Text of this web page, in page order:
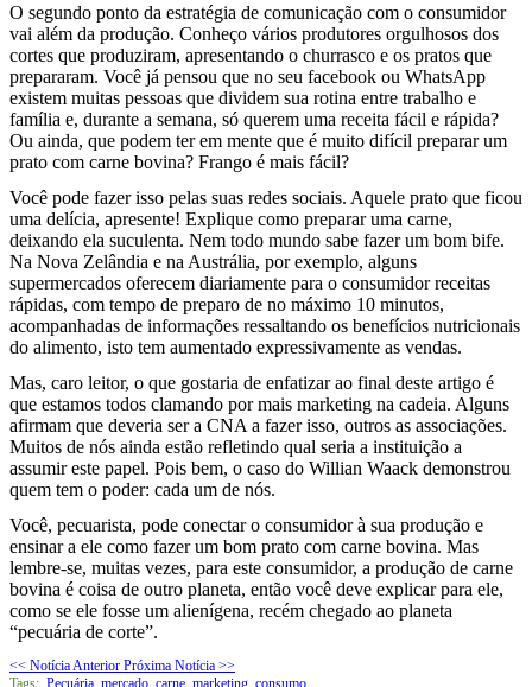
O segundo ponto da estratégia de comunicação com o consumidor
vai além da produção. Conheço vários produtores orgulhosos dos
cortes que produziram, apresentando o churrasco e os pratos que
prepararam. Você já pensou que no seu facebook ou WhatsApp
existem muitas pessoas que dividem sua rotina entre trabalho e
família e, durante a semana, só querem uma receita fácil e rápida?
Ou ainda, que podem ter em mente que é muito difícil preparar um
prato com carne bovina? Frango é mais fácil?
Você pode fazer isso pelas suas redes sociais. Aquele prato que ficou
uma delícia, apresente! Explique como preparar uma carne,
deixando ela suculenta. Nem todo mundo sabe fazer um bom bife.
Na Nova Zelândia e na Austrália, por exemplo, alguns
supermercados oferecem diariamente para o consumidor receitas
rápidas, com tempo de preparo de no máximo 10 minutos,
acompanhadas de informações ressaltando os benefícios nutricionais
do alimento, isto tem aumentado expressivamente as vendas.
Mas, caro leitor, o que gostaria de enfatizar ao final deste artigo é
que estamos todos clamando por mais marketing na cadeia. Alguns
afirmam que deveria ser a CNA a fazer isso, outros as associações.
Muitos de nós ainda estão refletindo qual seria a instituição a
assumir este papel. Pois bem, o caso do Willian Waack demonstrou
quem tem o poder: cada um de nós.
Você, pecuarista, pode conectar o consumidor à sua produção e
ensinar a ele como fazer um bom prato com carne bovina. Mas
lembre-se, muitas vezes, para este consumidor, a produção de carne
bovina é coisa de outro planeta, então você deve explicar para ele,
como se ele fosse um alienígena, recém chegado ao planeta
“pecuária de corte”.
<< Notícia Anterior Próxima Notícia >>
Tags: Pecuária mercado carne marketing consumo